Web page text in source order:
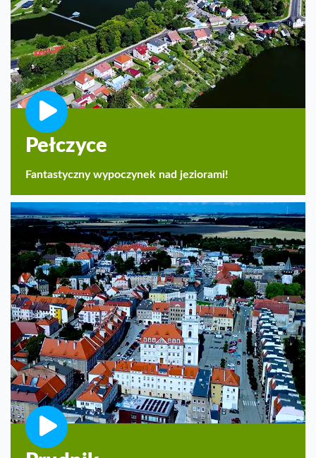
Pełczyce
Fantastyczny wypoczynek nad jeziorami!